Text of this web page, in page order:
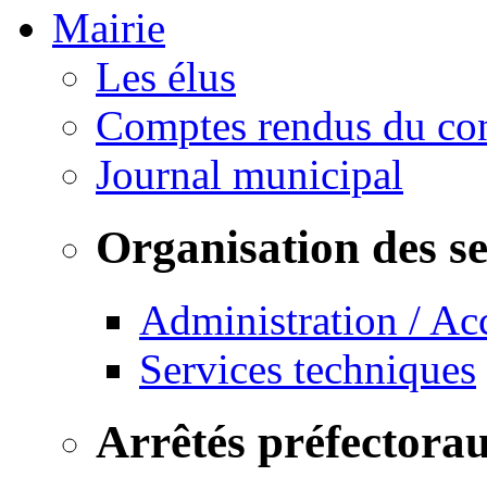
Mairie
Les élus
Comptes rendus du
Journal municipal
Organisation des
Administration /
Services techniques
Arrêtés